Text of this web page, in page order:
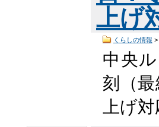
上げ
くらしの情報 >
中央
刻（
上げ